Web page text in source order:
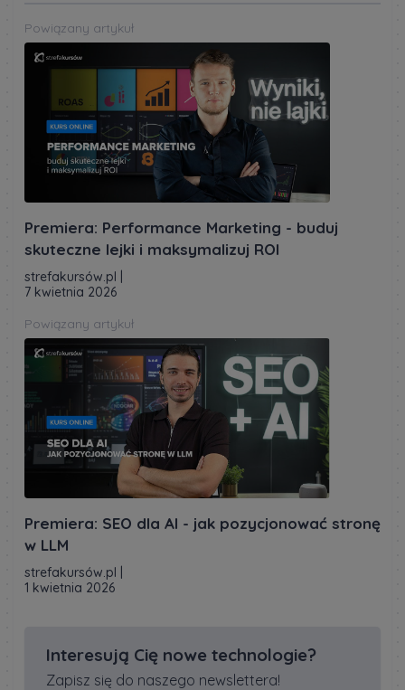
Powiązany artykuł
Premiera: Performance Marketing - buduj
skuteczne lejki i maksymalizuj ROI
strefakursów.pl
7 kwietnia 2026
Powiązany artykuł
Premiera: SEO dla AI - jak pozycjonować stronę
w LLM
strefakursów.pl
1 kwietnia 2026
Interesują Cię nowe technologie?
Zapisz się do naszego newslettera!